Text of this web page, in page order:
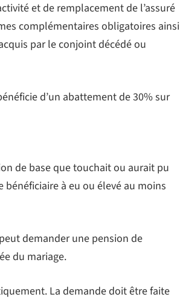
et de remplacement de l’assuré
complémentaires obligatoires ainsi
par le conjoint décédé ou
d’un abattement de 30% sur
de base que touchait ou aurait pu
à eu ou élevé au moins
demander une pension de
du mariage.
La demande doit être faite